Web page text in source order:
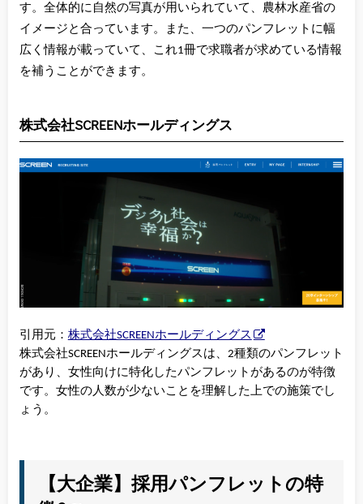
す。全体的に自然の写真が用いられていて、農林水産省の
イメージと合っています。また、一つのパンフレットに幅
広く情報が載っていて、これ1冊で求職者が求めている情報
を補うことができます。
株式会社SCREENホールディングス
引用元： 株式会社SCREENホールディングス
株式会社SCREENホールディングスは、2種類のパンフレット
があり、女性向けに特化したパンフレットがあるのが特徴
です。女性の人数が少ないことを理解した上での施策でし
ょう。
【大企業】採用パンフレットの特